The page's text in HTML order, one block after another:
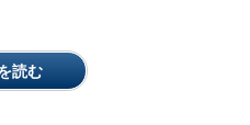
読む